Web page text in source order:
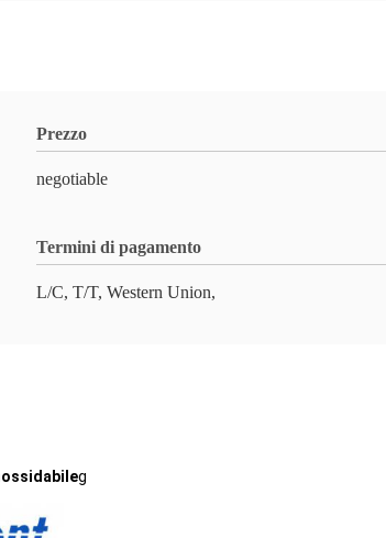
Prezzo
negotiable
Termini di pagamento
L/C, T/T, Western Union,
g